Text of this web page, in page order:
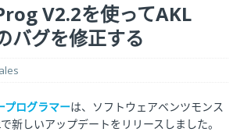
V2.2を使ってAKL
バグを修正する
プログラマーは、ソフトウェアベンツモンス
新しいアップデートをリリースしました。